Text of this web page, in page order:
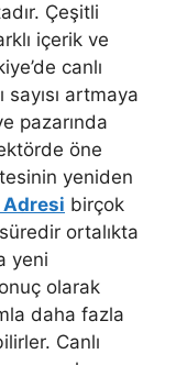
Çeşitli
içerik ve
canlı
sayısı artmaya
pazarında
öne
yeniden
birçok
ortalıkta
yeni
olarak
daha fazla
Canlı